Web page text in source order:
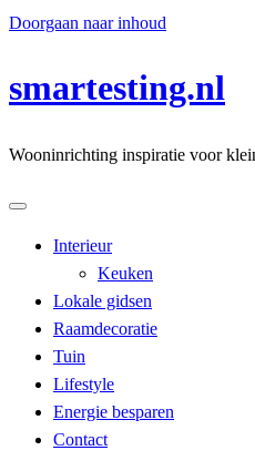
Doorgaan naar inhoud
smartesting.nl
Wooninrichting inspiratie voor
Interieur
Keuken
Lokale gidsen
Raamdecoratie
Tuin
Lifestyle
Energie besparen
Contact